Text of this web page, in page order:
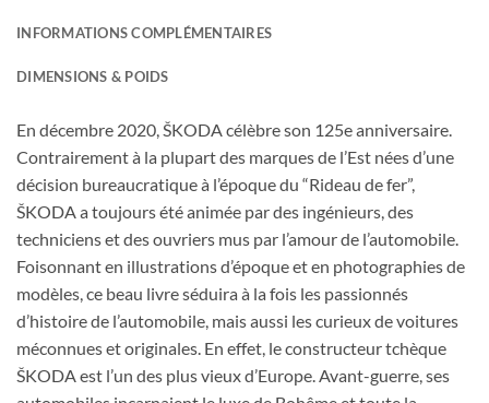
INFORMATIONS COMPLÉMENTAIRES
DIMENSIONS & POIDS
En décembre 2020, ŠKODA célèbre son 125e anniversaire.
Contrairement à la plupart des marques de l’Est nées d’une
décision bureaucratique à l’époque du “Rideau de fer”,
ŠKODA a toujours été animée par des ingénieurs, des
techniciens et des ouvriers mus par l’amour de l’automobile.
Foisonnant en illustrations d’époque et en photographies de
modèles, ce beau livre séduira à la fois les passionnés
d’histoire de l’automobile, mais aussi les curieux de voitures
méconnues et originales. En effet, le constructeur tchèque
ŠKODA est l’un des plus vieux d’Europe. Avant-guerre, ses